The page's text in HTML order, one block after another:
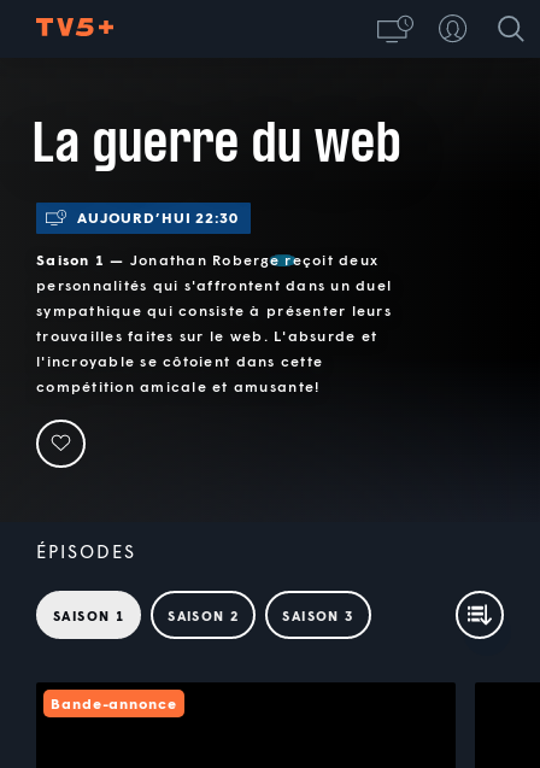
La guerre du web
AUJOURD’HUI 22:30
Saison 1 — Jonathan Roberge reçoit deux
personnalités qui s'affrontent dans un duel
sympathique qui consiste à présenter leurs
trouvailles faites sur le web. L'absurde et
l'incroyable se côtoient dans cette
compétition amicale et amusante!
ÉPISODES
SAISON 1 SAISON 2 SAISON 3
Bande-annonce